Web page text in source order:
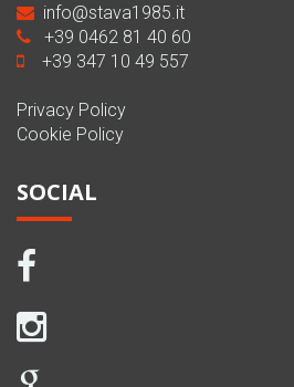
info@stava1985.it
+39 0462 81 40 60
+39 347 10 49 557
Privacy Policy
Cookie Policy
SOCIAL